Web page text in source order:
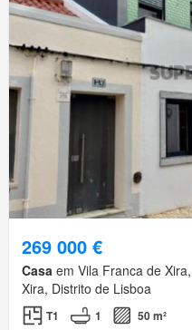
269 000 €
Casa em Vila Franca de
Xira, Distrito de Lisboa
T1 1
50 m²